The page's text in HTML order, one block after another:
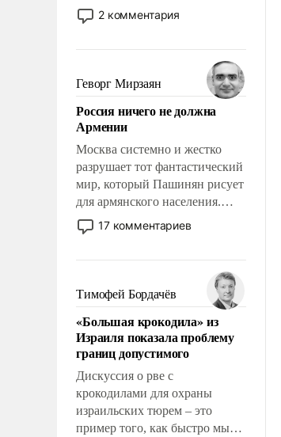
США потребуется более трех
лет. Даже небольшая война с
Сложившаяся ситуация
означает многолетний период
уязвимости США, например,
перед Китаем.
2 комментария
Геворг Мирзаян
Россия ничего не должна
Армении
Москва системно и жестко
разрушает тот фантастический
мир, который Пашинян рисует
для армянского населения.
Мир, где политические
прожекты будут безусловно
налогоплательщиков и где
Еревану за свои поступки не
нужно отвечать.
17 комментариев
Тимофей Бордачёв
«Большая крокодила» из
Израиля показала проблему
границ допустимого
Дискуссия о рве с
крокодилами для охраны
израильских тюрем – это
пример того, как быстро мы